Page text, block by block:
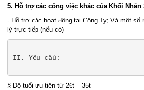
5. Hỗ trợ các công việc khác của Khối Nhân
- Hỗ trợ các hoạt động tại Công Ty; Và một số
lý trực tiếp (nếu có)
II. Yêu cầu:
§ Độ tuổi ưu tiên từ 26t – 35t